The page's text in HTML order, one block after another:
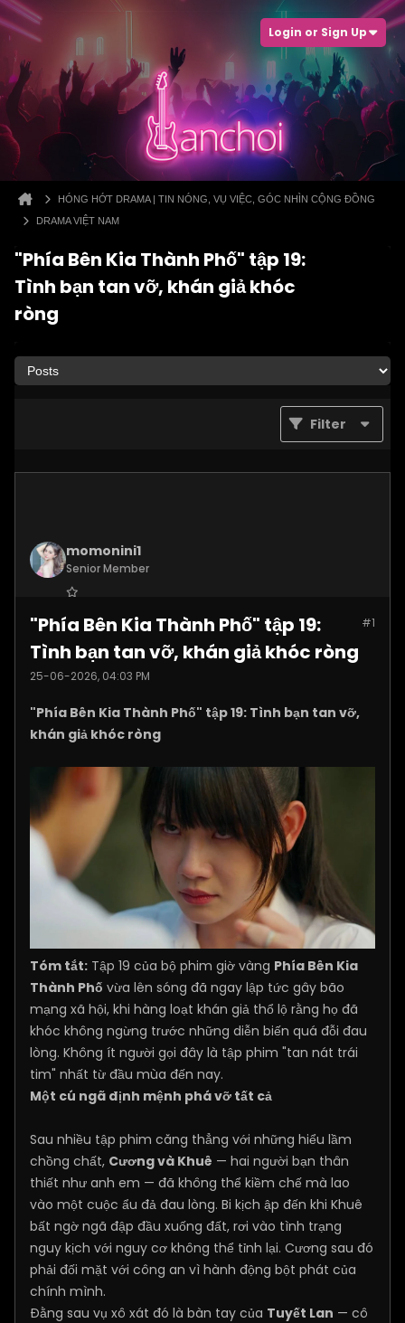
Login or Sign Up
HÓNG HỚT DRAMA | TIN NÓNG, VỤ VIỆC, GÓC NHÌN CỘNG ĐỒNG
DRAMA VIỆT NAM
"Phía Bên Kia Thành Phố" tập 19:
Tình bạn tan vỡ, khán giả khóc
ròng
Filter
momonini1
Senior Member
Posts:5399 #1
"Phía Bên Kia Thành Phố" tập 19:
Tình bạn tan vỡ, khán giả khóc ròng
25-06-2026, 04:03 PM
"Phía Bên Kia Thành Phố" tập 19: Tình bạn tan vỡ,
khán giả khóc ròng
Tóm tắt: Tập 19 của bộ phim giờ vàng Phía Bên Kia
Thành Phố vừa lên sóng đã ngay lập tức gây bão
mạng xã hội, khi hàng loạt khán giả thổ lộ rằng họ đã
khóc không ngừng trước những diễn biến quá đỗi đau
lòng. Không ít người gọi đây là tập phim "tan nát trái
tim" nhất từ đầu mùa đến nay.
Một cú ngã định mệnh phá vỡ tất cả
Sau nhiều tập phim căng thẳng với những hiểu lầm
chồng chất, Cương và Khuê — hai người bạn thân
thiết như anh em — đã không thể kiềm chế mà lao
vào một cuộc ẩu đả đau lòng. Bi kịch ập đến khi Khuê
bất ngờ ngã đập đầu xuống đất, rơi vào tình trạng
nguy kịch với nguy cơ không thể tỉnh lại. Cương sau đó
phải đối mặt với công an vì hành động bột phát của
chính mình.
Đằng sau vụ xô xát đó là bàn tay của Tuyết Lan — cô